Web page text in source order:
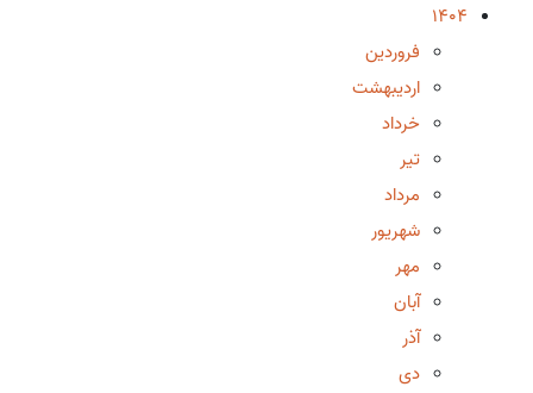
1404
فروردین
اردیبهشت
خرداد
تیر
مرداد
شهریور
مهر
آبان
آذر
دی